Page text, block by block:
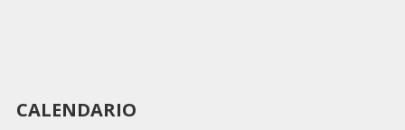
CALENDARIO